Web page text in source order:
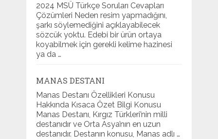
2024 MSÜ Türkçe Soruları Cevapları
Çözümleri Neden resim yapmadığını,
şarkı söylemediğini açıklayabilecek
sözcük yoktu. Edebi bir ürün ortaya
koyabilmek için gerekli kelime hazinesi
ya da …
MANAS DESTANI
Manas Destanı Özellikleri Konusu
Hakkında Kısaca Özet Bilgi Konusu
Manas Destanı, Kırgız Türkleri’nin milli
destanıdır ve Orta Asya’nın en uzun
destanıdır. Destanın konusu, Manas adlı …